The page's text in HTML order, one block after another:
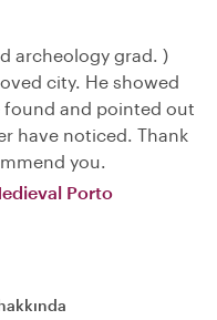
archeology grad. )
city. He showed
found and pointed out
have noticed. Thank
you.
Porto